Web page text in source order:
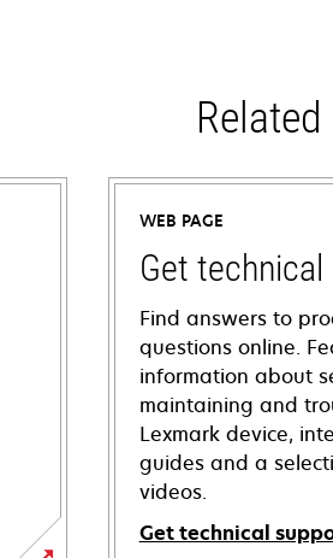
WEB PAGE
Get
Find answers to
questions online.
information about
maintaining and
Lexmark device,
guides and a
videos.
Get technical